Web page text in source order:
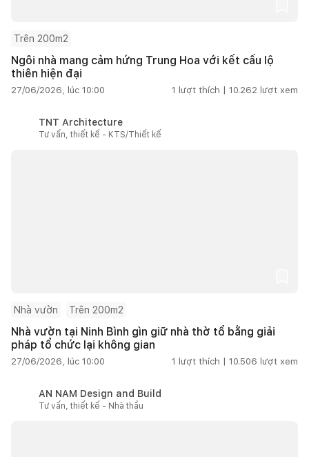
Trên 200m2
Ngôi nhà mang cảm hứng Trung Hoa với kết cấu lộ
thiên hiện đại
27/06/2026, lúc 10:00 1 lượt thích | 10.262 lượt xem
TNT Architecture
Tư vấn, thiết kế - KTS/Thiết kế
Nhà vườn Trên 200m2
Nhà vườn tại Ninh Bình gìn giữ nhà thờ tổ bằng giải
pháp tổ chức lại không gian
27/06/2026, lúc 10:00 1 lượt thích | 10.506 lượt xem
AN NAM Design and Build
Tư vấn, thiết kế - Nhà thầu